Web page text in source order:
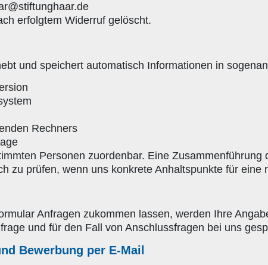
erfolgtem Widerruf gelöscht.
und speichert automatisch Informationen in
Rechners
Personen zuordenbar. Eine
zu prüfen, wenn uns konkrete Anhaltspunkte für eine
Anfragen zukommen lassen, werden Ihre
und für den Fall von Anschlussfragen bei uns
Bewerbung per E-Mail